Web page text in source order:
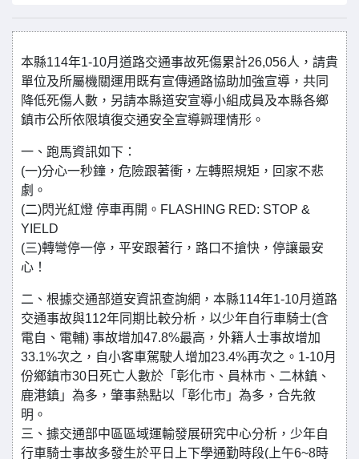
本縣114年1-10月道路交通事故死傷累計26,056人，請貴
單位及所屬機關運用既有宣傳通路協助加強宣導，共同
降低死傷人數，另請本縣道安宣導小組成員及本縣各鄉
鎮市公所依限填復交通安全宣導辧理情形。
一、跑馬資訊如下：
(一)分心一秒鐘，危險跟著衝，左轉照規矩，回家不悲
劇。
(二)閃光紅燈 停車再開。FLASHING RED: STOP &
YIELD
(三)轉彎停一停，平安跟著行，路口不搶快，停讓最安
心！
二、根據交通部道安資訊查詢網，本縣114年1-10月道路
交通事故與112年同期比較分析，以少年自行車騎士(含
電自、電輔) 事故增加47.8%最高，外籍人士事故增加
33.1%次之，自小客車駕駛人增加23.4%再次之。1-10月
份鄉鎮市30日死亡人數於「彰化市、員林市、二林鎮、
鹿港鎮」為多，肇事熱點以「彰化市」為多，合先敘
明。
三、據交通部中區區域運輸發展研究中心分析，少年自
行車騎士事故多發生於平日上下學通勤時段(上午6~8時